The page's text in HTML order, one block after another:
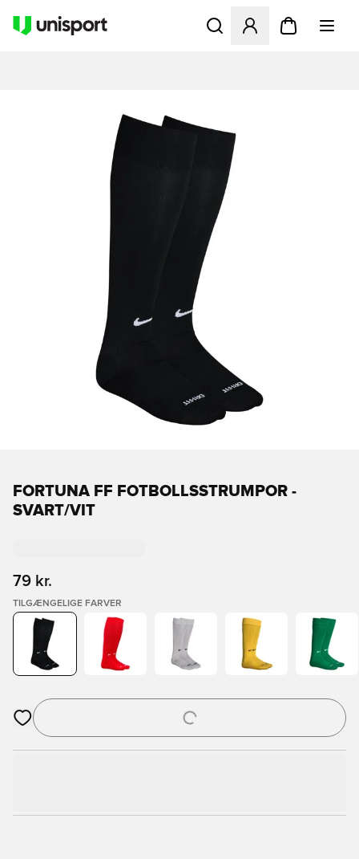
Åbner en Modal til at
FORTUNA FF FOTBOLLSSTRUMPOR -
SVART/VIT
79 kr.
TILGÆNGELIGE FARVER
Åbner en Modal til at logge ind eller tilmelde dig som medlem